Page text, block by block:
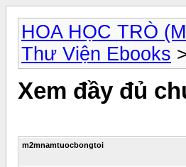
HOA HỌC TRÒ
Thư Viện Ebooks
Xem đầy đủ
m2mnamtuocbongtoi